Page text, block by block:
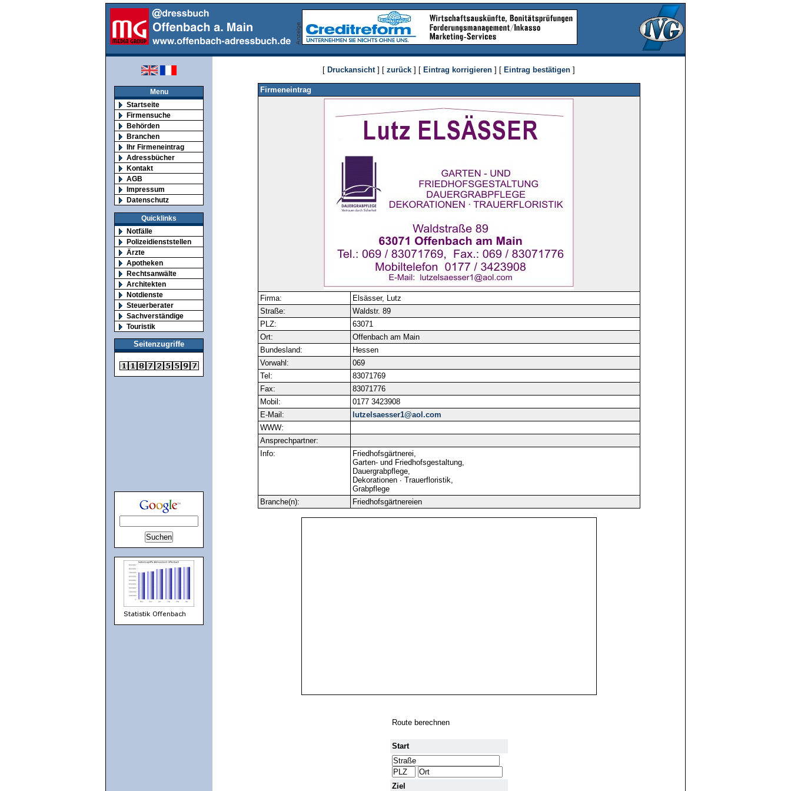
Menu
Startseite
Firmensuche
Behörden
Branchen
Ihr Firmeneintrag
Adressbücher
Kontakt
AGB
Impressum
Datenschutz
Quicklinks
Notfälle
Polizeidienststellen
Ärzte
Apotheken
Rechtsanwälte
Architekten
Notdienste
Steuerberater
Sachverständige
Touristik
Seitenzugriffe
[ Druckansicht] [ zurück ] [ Eintrag korrigieren ] [ Eintrag bestätigen ]
Firmeneintrag
Firma:
Elsässer, Lutz
Straße:
Waldstr. 89
PLZ:
63071
Ort:
Offenbach am Main
Bundesland:
Hessen
Vorwahl:
069
Tel:
83071769
Fax:
83071776
Mobil:
0177 3423908
E-Mail:
lutzelsaesser1@aol.com
WWW:
Ansprechpartner:
Info:
Friedhofsgärtnerei,
Garten- und Friedhofsgestaltung,
Dauergrabpflege,
Dekorationen ∙ Trauerfloristik,
Grabpflege
Branche(n):
Friedhofsgärtnereien
Route berechnen
Start
Ziel